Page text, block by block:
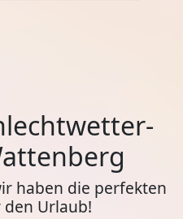
haben die perfekten
Urlaub!